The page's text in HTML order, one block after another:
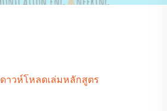
ดาวห์โหลดเล่มหลักสูตร